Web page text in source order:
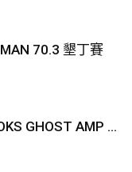
70.3 墾丁賽
GHOST AMP ...